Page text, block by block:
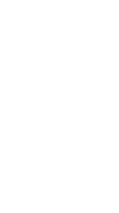
KP
IP40, 6 ДИОДОВ
12V, 2,5W,